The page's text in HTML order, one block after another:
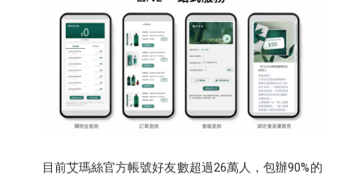
目前艾瑪絲官方帳號好友數超過26萬人，包辦90%的